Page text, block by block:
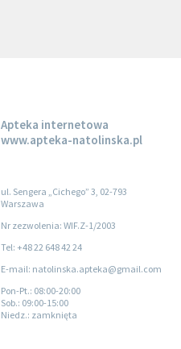
Apteka internetowa
www.apteka-natolinska.pl
ul. Sengera „Cichego” 3, 02-793
Warszawa
Nr zezwolenia: WIF.Z-1/2003
Tel: +48 22 648 42 24
E-mail: natolinska.apteka@gmail.com
Pon-Pt.: 08:00-20:00
Sob.: 09:00-15:00
Niedz.: zamknięta